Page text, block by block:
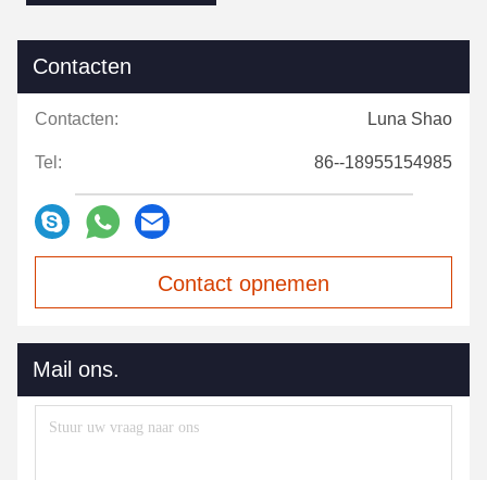
Contacten
Contacten: Luna Shao
Tel: 86--18955154985
Contact opnemen
Mail ons.